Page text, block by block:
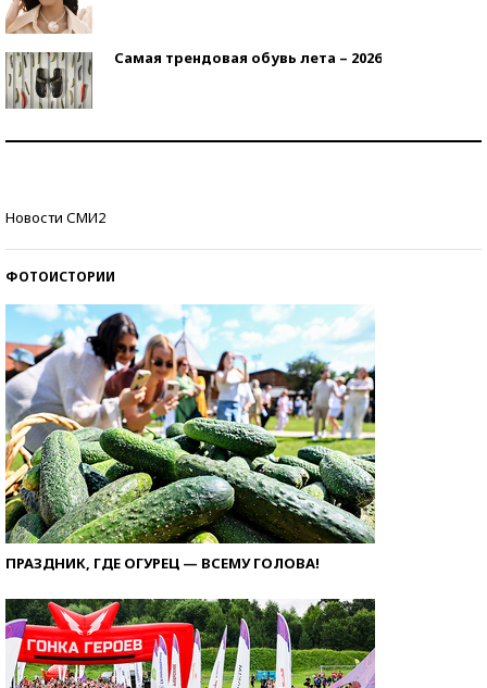
Самая трендовая обувь лета – 2026
Новости СМИ2
ФОТОИСТОРИИ
ПРАЗДНИК, ГДЕ ОГУРЕЦ — ВСЕМУ ГОЛОВА!